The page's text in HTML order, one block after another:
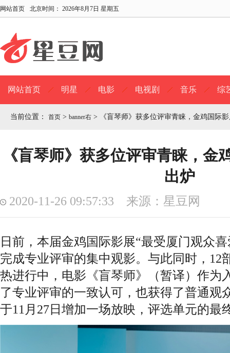
网站首页 北京时间： 2026年8月7日 星期五
网站首页 明星 电影 电视剧 音乐 综
当前位置： 首页 > banner右 > 《盲琴师》获多位评审青睐，金鸡国际
《盲琴师》获多位评审青睐，金
出炉
2020-11-26 09:57:33 来源：星豆网
日前，本届金鸡国际影展“最受厦门观众
完成专业评审的集中观影。与此同时，12
热进行中，电影《盲琴师》（暂译）作为
了专业评审的一致认可，也获得了普通观
于11月27日增加一场放映，评选单元的最